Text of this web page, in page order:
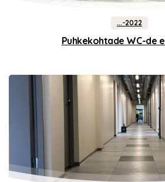
...-2022
Puhkekohtade WC-de